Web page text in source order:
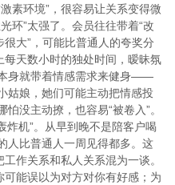
素环境”，很容易让关系变得微
环”太强了。会员往往带着“改
大”，可能比普通人的夸奖分
每天数小时的独处时间，暧昧氛
身就带着情感需求来健身——
姑娘，她们可能主动把情感投
没主动撩，也容易“被卷入”。
炸机”。从早到晚不是陪客户喝
人比普通人一周见得都多。这
作关系和私人关系混为一谈。
可能误以为对方对你有好感；为